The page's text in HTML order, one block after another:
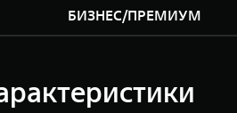
БИЗНЕС/ПРЕМИУМ